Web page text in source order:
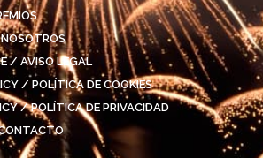
/ AVISO LEGAL
/ POLÍTICA DE COOKIES
/ POLÍTICA DE PRIVACIDAD